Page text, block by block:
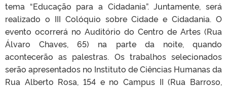
tema “Educação para a Cidadania”. Juntamente, será
realizado o III Colóquio sobre Cidade e Cidadania. O
evento ocorrerá no Auditório do Centro de Artes (Rua
Álvaro Chaves, 65) na parte da noite, quando
acontecerão as palestras. Os trabalhos selecionados
serão apresentados no Instituto de Ciências Humanas da
Rua Alberto Rosa, 154 e no Campus II (Rua Barroso,